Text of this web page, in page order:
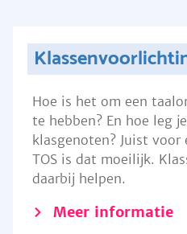
Hoe is het om een
te hebben? En hoe leg
klasgenoten? Juist
TOS is dat moeilijk.
daarbij helpen.
Meer informatie